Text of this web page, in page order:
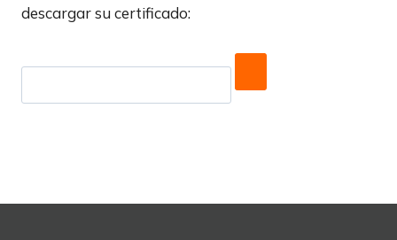
descargar su certificado: